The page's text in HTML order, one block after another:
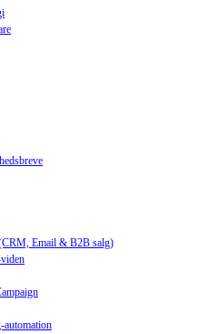
Email & B2B salg)
automation